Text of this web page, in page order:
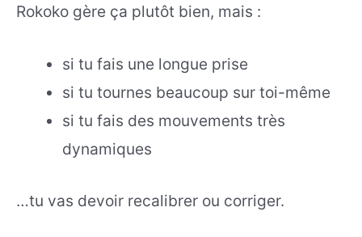
Rokoko gère ça plutôt bien, mais :
si tu fais une longue prise
si tu tournes beaucoup sur toi-même
si tu fais des mouvements très
dynamiques
…tu vas devoir recalibrer ou corriger.